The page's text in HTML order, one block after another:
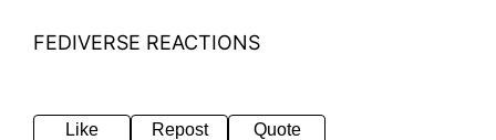
FEDIVERSE REACTIONS
Like Repost Quote